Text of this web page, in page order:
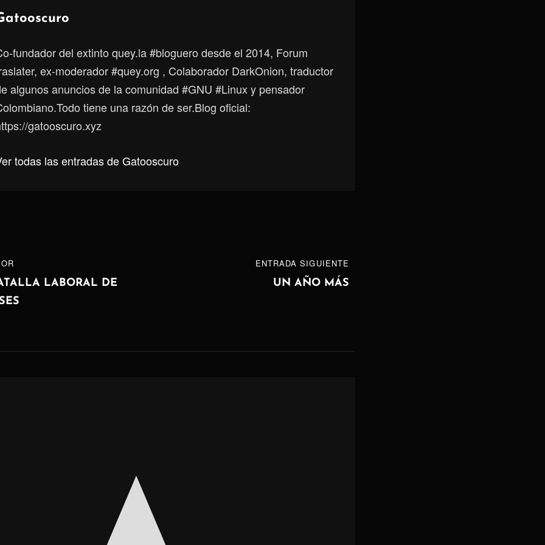
fundador del extinto quey.la #bloguero desde el 2014, Forum
ex-moderador #quey.org , Colaborador DarkOnion, traductor
algunos anuncios de la comunidad #GNU #Linux y pensador
tiene una razón de ser.Blog oficial:
gatooscuro.xyz
todas las entradas de Gatooscuro
LABORAL DE
ENTRADA SIGUIENTE
UN AÑO MÁS